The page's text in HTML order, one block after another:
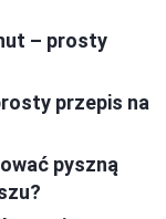
– prosty
przepis na
pyszną